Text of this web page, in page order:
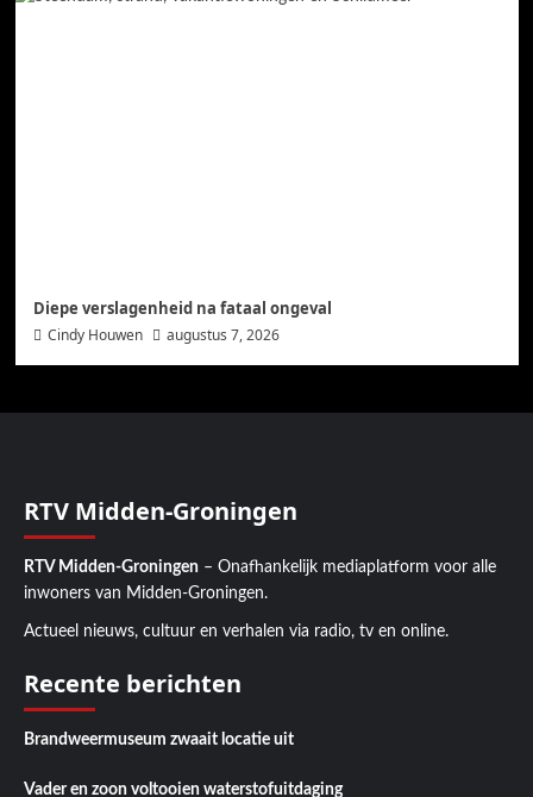
Diepe verslagenheid na fataal ongeval
Cindy Houwen augustus 7, 2026
RTV Midden-Groningen
RTV Midden-Groningen – Onafhankelijk mediaplatform voor alle
inwoners van Midden-Groningen.
Actueel nieuws, cultuur en verhalen via radio, tv en online.
Recente berichten
Brandweermuseum zwaait locatie uit
Vader en zoon voltooien waterstofuitdaging